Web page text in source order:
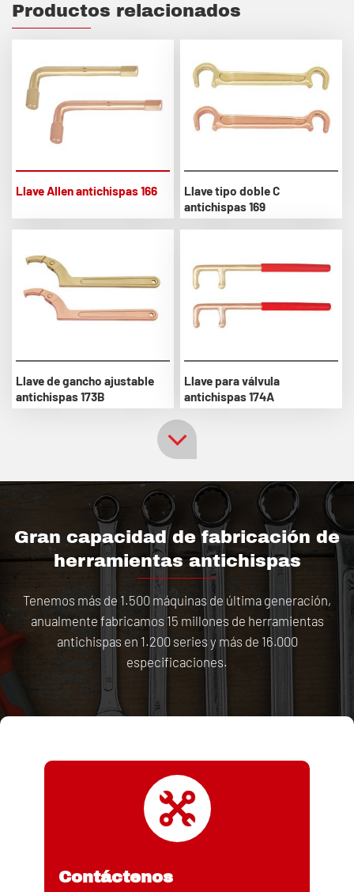
Productos relacionados
Llave Allen antichispas 166
Llave tipo doble C
antichispas 169
Llave de gancho ajustable
antichispas 173B
Llave para válvula
antichispas 174A
Gran capacidad de fabricación de
herramientas antichispas
Tenemos más de 1.500 máquinas de última generación,
anualmente fabricamos 15 millones de herramientas
antichispas en 1.200 series y más de 16.000
especificaciones.
Contáctenos